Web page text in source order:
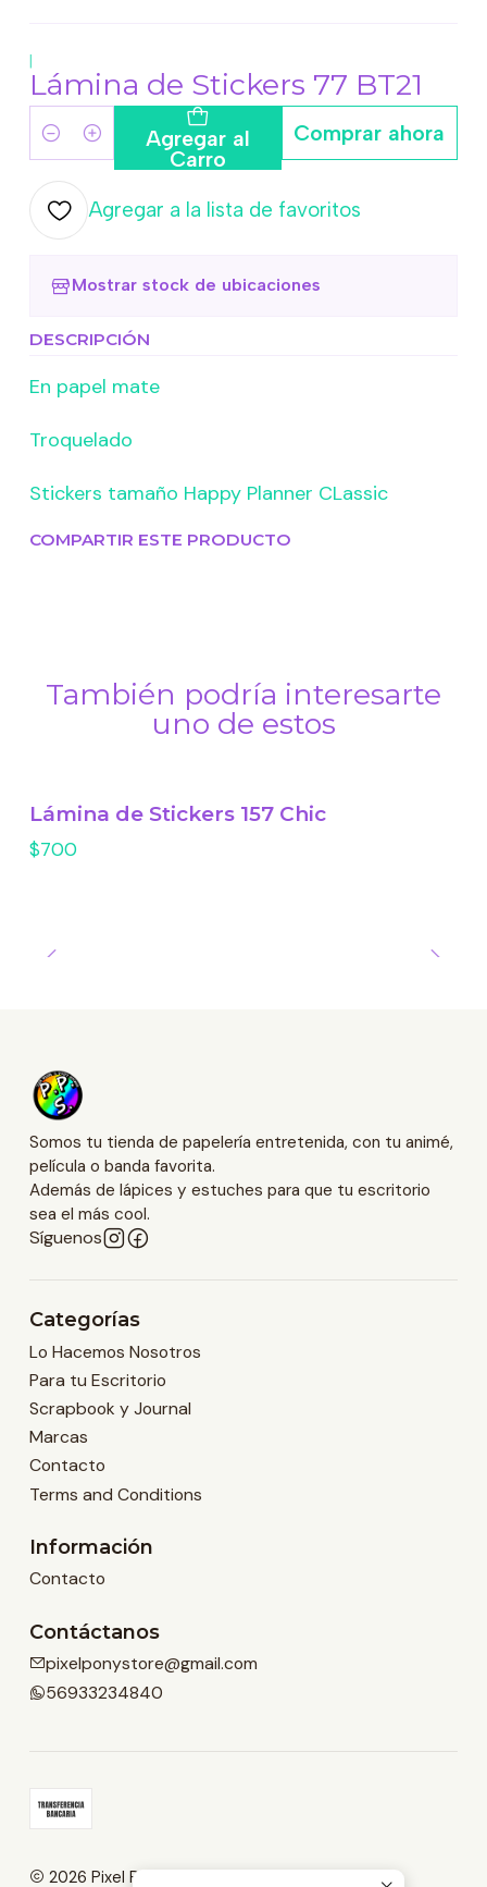
|
Lámina de Stickers 77 BT21
Cantidad Agregar al
Carro
Comprar ahora
Agregar a la lista de favoritos
Mostrar stock de ubicaciones
DESCRIPCIÓN
En papel mate
Troquelado
Stickers tamaño Happy Planner CLassic
COMPARTIR ESTE PRODUCTO
También podría interesarte
uno de estos
Lámina de Stickers 157 Chic
$700
Somos tu tienda de papelería entretenida, con tu animé,
película o banda favorita.
Además de lápices y estuches para que tu escritorio
sea el más cool.
Síguenos
Categorías
Lo Hacemos Nosotros
Para tu Escritorio
Scrapbook y Journal
Marcas
Contacto
Terms and Conditions
Información
Contacto
Contáctanos
pixelponystore@gmail.com
56933234840
2026 Pixel Pony Store.